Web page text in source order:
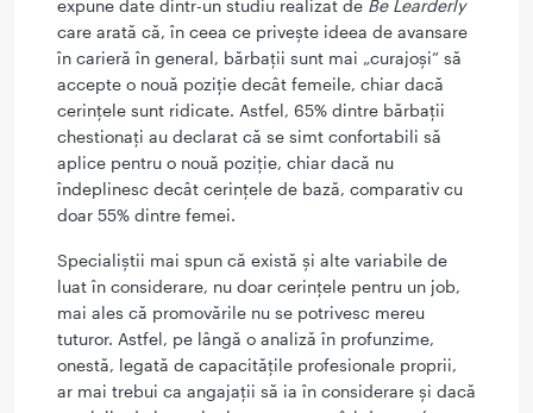
expune date dintr-un studiu realizat de Be Learderly
care arată că, în ceea ce privește ideea de avansare
în carieră în general, bărbații sunt mai „curajoși” să
accepte o nouă poziție decât femeile, chiar dacă
cerințele sunt ridicate. Astfel, 65% dintre bărbații
chestionați au declarat că se simt confortabili să
aplice pentru o nouă poziție, chiar dacă nu
îndeplinesc decât cerințele de bază, comparativ cu
doar 55% dintre femei.
Specialiștii mai spun că există și alte variabile de
luat în considerare, nu doar cerințele pentru un job,
mai ales că promovările nu se potrivesc mereu
tuturor. Astfel, pe lângă o analiză în profunzime,
onestă, legată de capacitățile profesionale proprii,
ar mai trebui ca angajații să ia în considerare și dacă